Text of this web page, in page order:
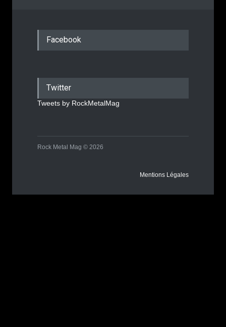
Facebook
Twitter
Tweets by RockMetalMag
Rock Metal Mag © 2026
Mentions Légales